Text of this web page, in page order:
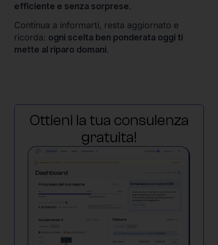
efficiente e senza sorprese.
Continua a informarti, resta aggiornato e
ricorda: ogni scelta ben ponderata oggi ti
mette al riparo domani.
Ottieni la tua consulenza
gratuita!